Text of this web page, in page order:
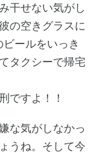
干せない気がし
の空きグラスに
ールをいっき
タクシーで帰宅
ですよ！！
な気がしなかっ
うね。そして今